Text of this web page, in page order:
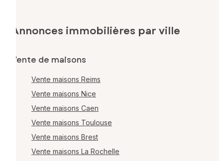
Annonces immobilières par ville
Vente de maisons
Vente maisons Reims
Vente maisons Nice
Vente maisons Caen
Vente maisons Toulouse
Vente maisons Brest
Vente maisons La Rochelle